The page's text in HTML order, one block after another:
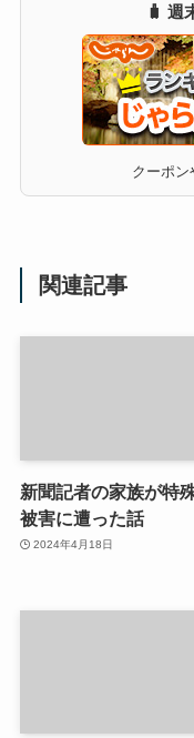
🧳 週
クーポ
関連記事
新聞記者の家族が特
被害に遭った話
2024年4月18日